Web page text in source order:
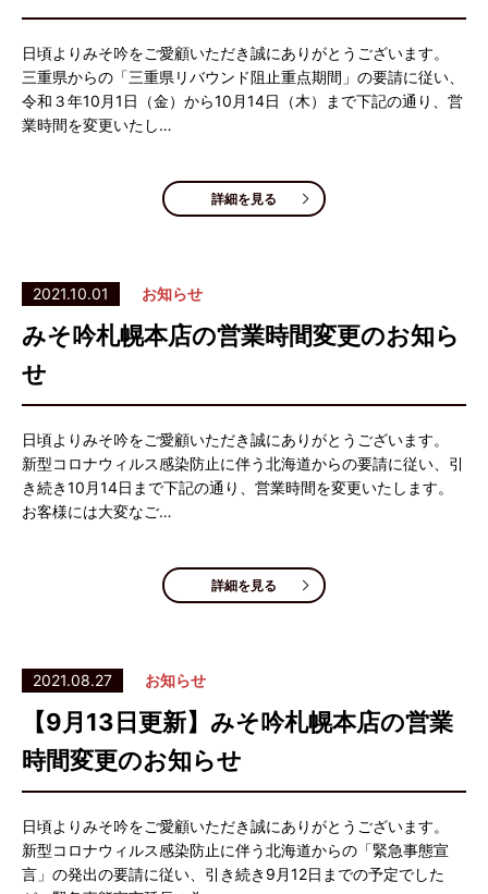
日頃よりみそ吟をご愛顧いただき誠にありがとうございます。
三重県からの「三重県リバウンド阻止重点期間」の要請に従い、
令和３年10月1日（金）から10月14日（木）まで下記の通り、営
業時間を変更いたし…
詳細を見る
2021.10.01 お知らせ
みそ吟札幌本店の営業時間変更のお知ら
せ
日頃よりみそ吟をご愛顧いただき誠にありがとうございます。
新型コロナウィルス感染防止に伴う北海道からの要請に従い、引
き続き10月14日まで下記の通り、営業時間を変更いたします。
お客様には大変なご…
詳細を見る
2021.08.27 お知らせ
【9月13日更新】みそ吟札幌本店の営業
時間変更のお知らせ
日頃よりみそ吟をご愛顧いただき誠にありがとうございます。
新型コロナウィルス感染防止に伴う北海道からの「緊急事態宣
言」の発出の要請に従い、引き続き9月12日までの予定でした